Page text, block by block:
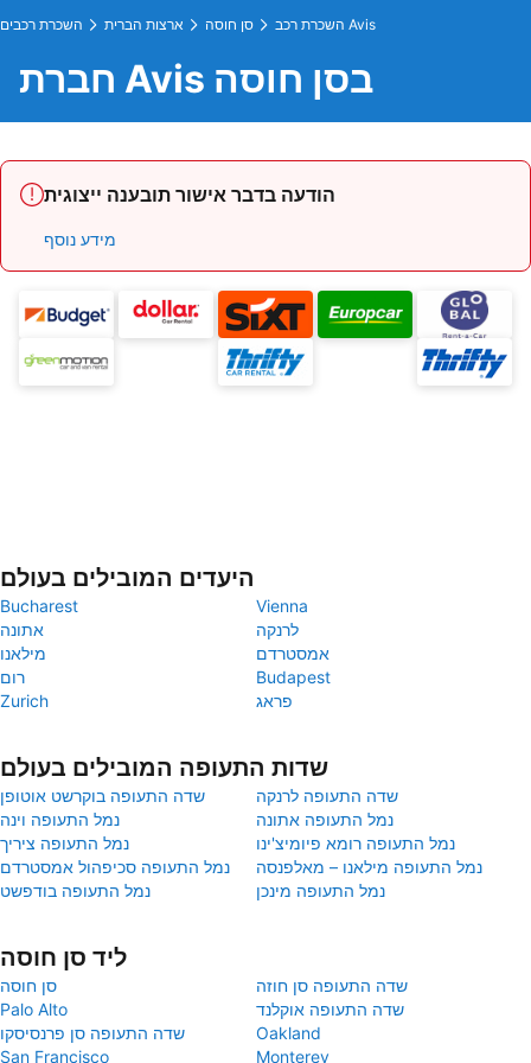
השכרת רכבים ארצות הברית סן חוסה השכרת רכב Avis
חברת Avis בסן חוסה
הודעה בדבר אישור תובענה ייצוגית
מידע נוסף
היעדים המובילים בעולם
Bucharest
Vienna
אתונה
לרנקה
מילאנו
אמסטרדם
רום
Budapest
Zurich
פראג
שדות התעופה המובילים בעולם
שדה התעופה בוקרשט אוטופן
שדה התעופה לרנקה
נמל התעופה וינה
נמל התעופה אתונה
נמל התעופה ציריך
נמל התעופה רומא פיומיצ'ינו
נמל התעופה סכיפהול אמסטרדם
נמל התעופה מילאנו – מאלפנסה
נמל התעופה בודפשט
נמל התעופה מינכן
ליד סן חוסה
סן חוסה
שדה התעופה סן חוזה
Palo Alto
שדה התעופה אוקלנד
שדה התעופה סן פרנסיסקו
Oakland
San Francisco
Monterey